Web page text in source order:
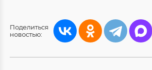
Поделиться
новостью: